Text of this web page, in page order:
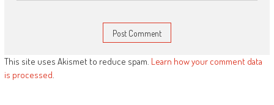
This site uses Akismet to reduce spam. Learn how your comment data
is processed.